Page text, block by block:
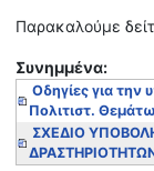
Παρακαλούμε
Συνημμένα:
Οδηγίες για την
Πολιτιστ.
ΣΧΕΔΙΟ